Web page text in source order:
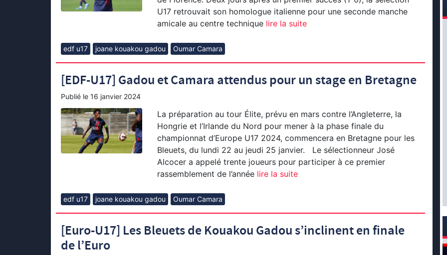
U17 retrouvait son homologue italienne pour une seconde manche
amicale au centre techniquelire la suite
edf u17 joane kouakou gadou Oumar Camara
[EDF-U17] Gadou et Camara attendus pour un stage en Bretagne
Publié le 16 janvier 2024
La préparation au tour Élite, prévu en mars contre l’Angleterre, la
Hongrie et l’Irlande du Nord pour mener à la phase finale du
championnat d’Europe U17 2024, commencera en Bretagne pour les
Bleuets, du lundi 22 au jeudi 25 janvier. Le sélectionneur José
Alcocer a appelé trente joueurs pour participer à ce premier
rassemblement de l’annéelire la suite
edf u17 joane kouakou gadou Oumar Camara
[Euro-U17] Les Bleuets de Kouakou Gadou s’inclinent en finale
de l’Euro